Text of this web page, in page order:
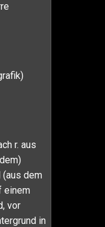
r. aus
(aus dem
einem
vor
in